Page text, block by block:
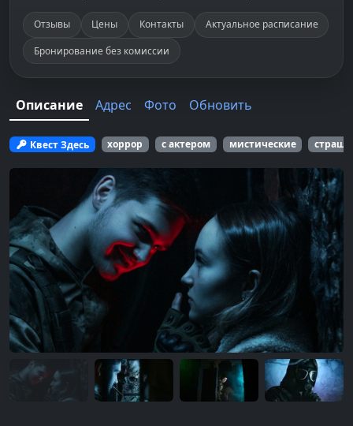
Отзывы Цены Контакты
Актуальное расписание
Бронирование без комиссии
Описание Адрес Фото Обновить
Квест Здесь хоррор с актером мистические